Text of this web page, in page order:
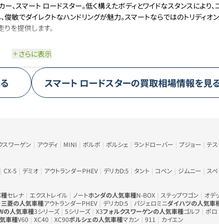
スマート ロードスター。低く構えたボディとワイドなスタンスにより、
敏でダイレクトなハンドリングが魅力。スマートならではのトリディオ
を提供します。
さらに表示
スマート ロードスターの買取相場情報を見
スワーゲン アウディ MINI ボルボ ポルシェ ランドローバー プジョー
テス
CX-5 デミオ アウトランダーPHEV デリカD:5 タント コペン ジムニー ス
セレナ エクストレイル ノートホンダの人気車種N-BOX ステップワゴン
オデ
三菱の人気車種アウトランダーPHEV デリカD:5 パジェロミニダイハツの人気車
の人気車種3シリーズ 5シリーズ X3フォルクスワーゲンの人気車種ゴルフ ポロ
車種V60 XC40 XC90ポルシェの人気車種マカン 911
カイエン